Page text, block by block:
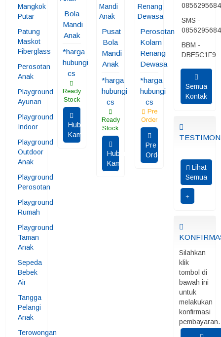
Mangkok
Putar
Patung
Maskot
Fiberglass
Perosotan
Anak
Playground
Ayunan
Playground
Indoor
Playground
Outdoor
Anak
Playground
Perosotan
Playground
Rumah
Playground
Taman
Anak
Sepeda
Bebek
Air
Tangga
Pelangi
Anak
Terowongan
Bola
Mandi
Anak
*harga
hubungi
cs
Ready
Stock
Hubungi
Kami
Pusat
Bola
Mandi
Anak
*harga
hubungi
cs
Ready
Stock
Hubungi
Kami
Perosotan
Kolam
Renang
Dewasa
*harga
hubungi
cs
Pre
Order
Pre
Order
SMS -
BBM -
DBE5C1F9
Semua
Kontak
Lihat
Semua
Silahkan
klik
tombol di
bawah ini
untuk
melakukan
konfirmasi
pembayaran.